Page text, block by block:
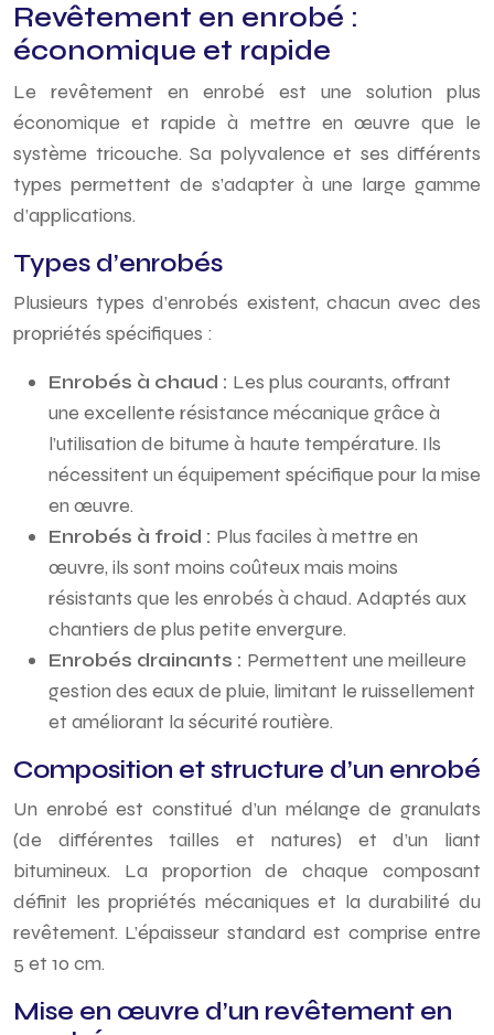
Revêtement en enrobé :
économique et rapide
Le revêtement en enrobé est une solution plus
économique et rapide à mettre en œuvre que le
système tricouche. Sa polyvalence et ses différents
types permettent de s’adapter à une large gamme
d’applications.
Types d’enrobés
Plusieurs types d’enrobés existent, chacun avec des
propriétés spécifiques :
Enrobés à chaud : Les plus courants, offrant
une excellente résistance mécanique grâce à
l’utilisation de bitume à haute température. Ils
nécessitent un équipement spécifique pour la mise
en œuvre.
Enrobés à froid : Plus faciles à mettre en
œuvre, ils sont moins coûteux mais moins
résistants que les enrobés à chaud. Adaptés aux
chantiers de plus petite envergure.
Enrobés drainants : Permettent une meilleure
gestion des eaux de pluie, limitant le ruissellement
et améliorant la sécurité routière.
Composition et structure d’un enrobé
Un enrobé est constitué d’un mélange de granulats
(de différentes tailles et natures) et d’un liant
bitumineux. La proportion de chaque composant
définit les propriétés mécaniques et la durabilité du
revêtement. L’épaisseur standard est comprise entre
5 et 10 cm.
Mise en œuvre d’un revêtement en